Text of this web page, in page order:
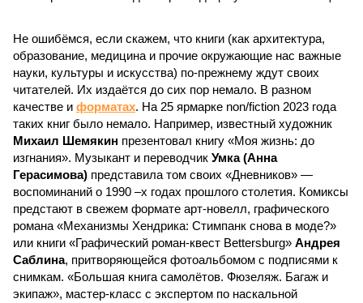
Не ошибёмся, если скажем, что книги (как архитектура,
образование, медицина и прочие окружающие нас важные
науки, культуры и искусства) по-прежнему ждут своих
читателей. Их издаётся до сих пор немало. В разном
качестве и форматах. На 25 ярмарке non/fiction 2023 года
таких книг было немало. Например, известный художник
Михаил Шемякин презентовал книгу «Моя жизнь: до
изгнания». Музыкант и переводчик Умка (Анна
Герасимова) представила том своих «Дневников» —
воспоминаний о 1990 –х годах прошлого столетия. Комиксы
предстают в свежем формате арт-новелл, графического
романа «Механизмы Хендрика: Стимпанк снова в моде?»
или книги «Графический роман-квест Bettersburg» Андрея
Саблина, притворяющейся фотоальбомом с подписями к
снимкам. «Большая книга самолётов. Фюзеляж. Багаж и
экипаж», мастер-класс с экспертом по наскальной